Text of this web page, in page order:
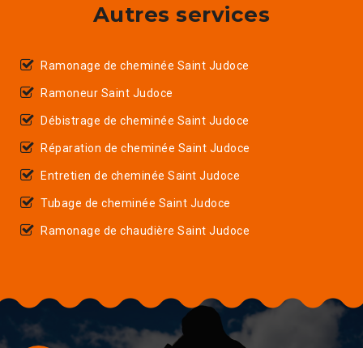
Autres services
Ramonage de cheminée Saint Judoce
Ramoneur Saint Judoce
Débistrage de cheminée Saint Judoce
Réparation de cheminée Saint Judoce
Entretien de cheminée Saint Judoce
Tubage de cheminée Saint Judoce
Ramonage de chaudière Saint Judoce